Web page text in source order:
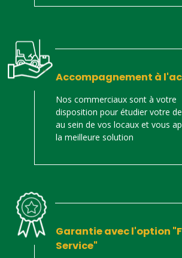
Accompagnement à
Nos commerciaux sont à votre
disposition pour étudier votre
au sein de vos locaux et vous
la meilleure solution
Garantie avec l'option
Service"